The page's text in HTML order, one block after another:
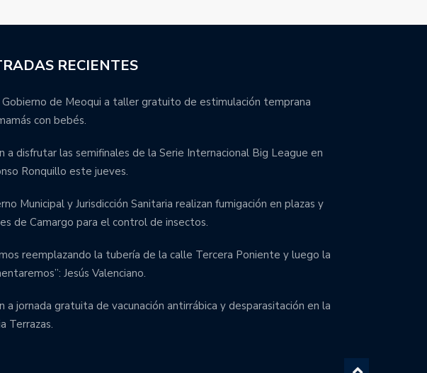
RECIENTES
de Meoqui a taller gratuito de estimulación temprana
con bebés.
a disfrutar las semifinales de la Serie Internacional Big League en
Ronquillo este jueves.
Municipal y Jurisdicción Sanitaria realizan fumigación en plazas y
de Camargo para el control de insectos.
reemplazando la tubería de la calle Tercera Poniente y luego la
Jesús Valenciano.
a jornada gratuita de vacunación antirrábica y desparasitación en la
Terrazas.